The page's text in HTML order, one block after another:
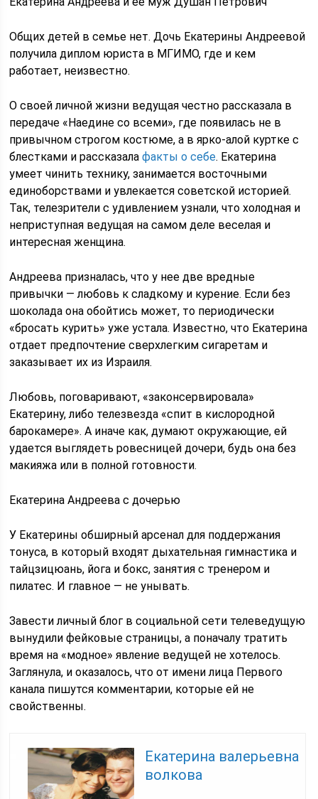
Общих детей в семье нет. Дочь Екатерины Андреевой
получила диплом юриста в МГИМО, где и кем
работает, неизвестно.
О своей личной жизни ведущая честно рассказала в
передаче «Наедине со всеми», где появилась не в
привычном строгом костюме, а в ярко-алой куртке с
блестками и рассказалафакты о себе. Екатерина
умеет чинить технику, занимается восточными
единоборствами и увлекается советской историей.
Так, телезрители с удивлением узнали, что холодная и
неприступная ведущая на самом деле веселая и
интересная женщина.
Андреева призналась, что у нее две вредные
привычки — любовь к сладкому и курение. Если без
шоколада она обойтись может, то периодически
«бросать курить» уже устала. Известно, что Екатерина
отдает предпочтение сверхлегким сигаретам и
заказывает их из Израиля.
Любовь, поговаривают, «законсервировала»
Екатерину, либо телезвезда «спит в кислородной
барокамере». А иначе как, думают окружающие, ей
удается выглядеть ровесницей дочери, будь она без
макияжа или в полной готовности.
Екатерина Андреева с дочерью
У Екатерины обширный арсенал для поддержания
тонуса, в который входят дыхательная гимнастика и
тайцзицюань, йога и бокс, занятия с тренером и
пилатес. И главное — не унывать.
Завести личный блог в социальной сети телеведущую
вынудили фейковые страницы, а поначалу тратить
время на «модное» явление ведущей не хотелось.
Заглянула, и оказалось, что от имени лица Первого
канала пишутся комментарии, которые ей не
свойственны.
Екатерина валерьевна
волкова